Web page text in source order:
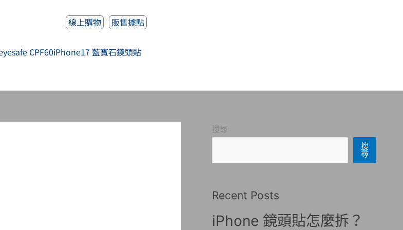
線上購物 販售據點
CPF60iPhone17 藍寶石鏡頭貼
搜尋
搜
尋
Recent Posts
iPhone 鏡頭貼怎麼拆？